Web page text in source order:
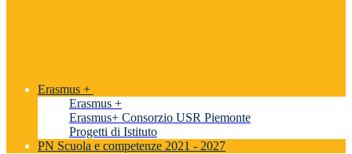
Erasmus +
Erasmus +
Erasmus+ Consorzio USR Piemonte
Progetti di Istituto
PN Scuola e competenze 2021 - 2027